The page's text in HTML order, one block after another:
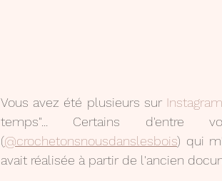
Vous avez été plusieurs sur Instagram
temps"... Certains d'entre
(@crochetonsnousdanslesbois) qui
avait réalisée à partir de l'ancien